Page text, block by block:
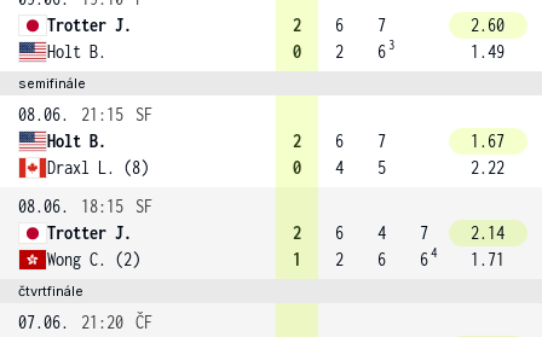
Trotter J.
Holt B.
2
0
6
2
7
6 3
2.60
1.49
semifinále
08.06. 21:15
SF
Holt B.
Draxl L. (8)
2
0
6
4
7
5
1.67
2.22
08.06.
18:15
SF
Trotter J.
Wong C. (2)
2
1
6
2
4
6
7
64
2.14
1.71
čtvrtfinále
07.06. 21:20 ČF